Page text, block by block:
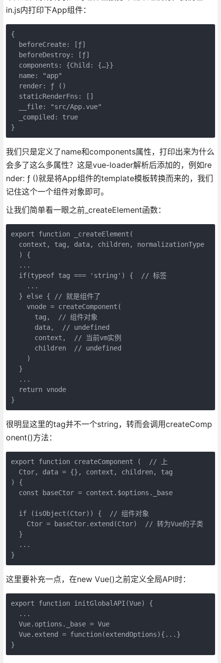
in.js内打印下App组件：
{
  beforeCreate: [ƒ]
  beforeDestroy: [ƒ]
  components: {Child: {…}}
  name: "app"
  render: ƒ ()
  staticRenderFns: []
  __file: "src/App.vue"
  _compiled: true
我们只是定义了name和components属性，打印出来为什么
会多了这么多属性？这是vue-loader解析后添加的，例如re
nder: ƒ ()就是将App组件的template模板转换而来的，我们
记住这个一个组件对象即可。
让我们简单看一眼之前_createElement函数：
export function _createElement(
  context, tag, data, children, normalizationType
  ) {
  ...
  if(typeof tag === 'string') {  // 标签
    ...
  } else { // 就是组件了
    vnode = createComponent(
      tag,  // 组件对象
      data,  // undefined
      context,  // 当前vm实例
      children  // undefined
    )
  }
  ...
  return vnode
很明显这里的tag并不一个string，转而会调用createComp
onent()方法：
export function createComponent (  // 上
  Ctor, data = {}, context, children, tag
) {
  const baseCtor = context.$options._base
  if (isObject(Ctor)) {  // 组件对象
    Ctor = baseCtor.extend(Ctor)  // 转为Vue的子类
  }
  ...
这里要补充一点，在new Vue()之前定义全局API时：
export function initGlobalAPI(Vue) {
  ...
  Vue.options._base = Vue
  Vue.extend = function(extendOptions){...}